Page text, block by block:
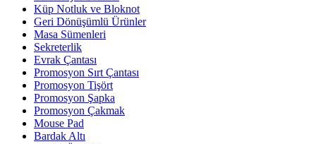
Küp Notluk ve Bloknot
Geri Dönüşümlü Ürünler
Masa Sümenleri
Sekreterlik
Evrak Çantası
Promosyon Sırt Çantası
Promosyon Tişört
Promosyon Şapka
Promosyon Çakmak
Mouse Pad
Bardak Altı